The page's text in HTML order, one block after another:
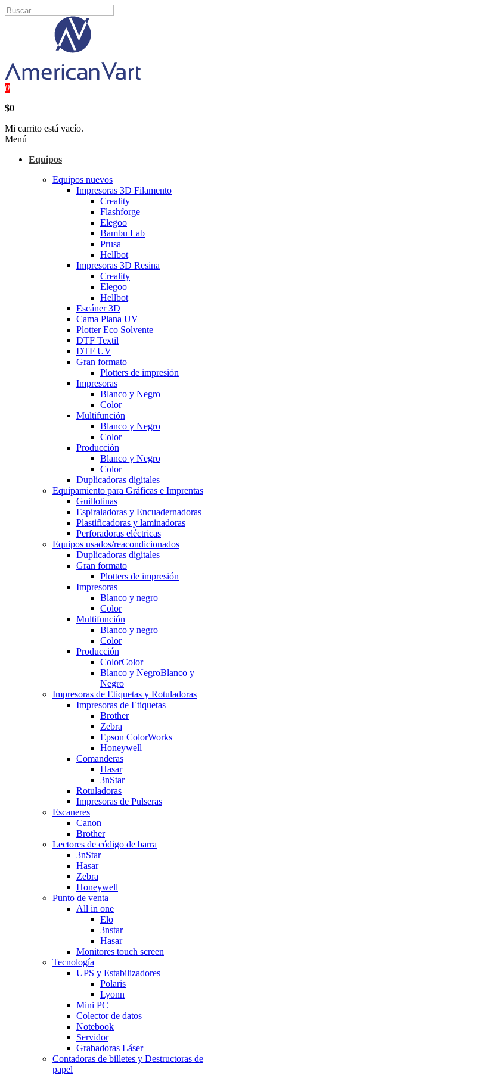
0
$0
Mi carrito está vacío.
Menú
Equipos
Equipos nuevos
Impresoras 3D Filamento
Creality
Flashforge
Elegoo
Bambu Lab
Prusa
Hellbot
Impresoras 3D Resina
Creality
Elegoo
Hellbot
Escáner 3D
Cama Plana UV
Plotter Eco Solvente
DTF Textil
DTF UV
Gran formato
Plotters de impresión
Impresoras
Blanco y Negro
Color
Multifunción
Blanco y Negro
Color
Producción
Blanco y Negro
Color
Duplicadoras digitales
Equipamiento para Gráficas e Imprentas
Guillotinas
Espiraladoras y Encuadernadoras
Plastificadoras y laminadoras
Perforadoras eléctricas
Equipos usados/reacondicionados
Duplicadoras digitales
Gran formato
Plotters de impresión
Impresoras
Blanco y negro
Color
Multifunción
Blanco y negro
Color
Producción
ColorColor
Blanco y NegroBlanco y
Negro
Impresoras de Etiquetas y Rotuladoras
Impresoras de Etiquetas
Brother
Zebra
Epson ColorWorks
Honeywell
Comanderas
Hasar
3nStar
Rotuladoras
Impresoras de Pulseras
Escaneres
Canon
Brother
Lectores de código de barra
3nStar
Hasar
Zebra
Honeywell
Punto de venta
All in one
Elo
3nstar
Hasar
Monitores touch screen
Tecnología
UPS y Estabilizadores
Polaris
Lyonn
Mini PC
Colector de datos
Notebook
Servidor
Grabadoras Láser
Contadoras de billetes y Destructoras de
papel